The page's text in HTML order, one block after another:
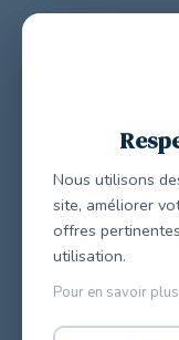
Nous utilisons
site, améliorer
offres
utilisation.
Pour en savoir